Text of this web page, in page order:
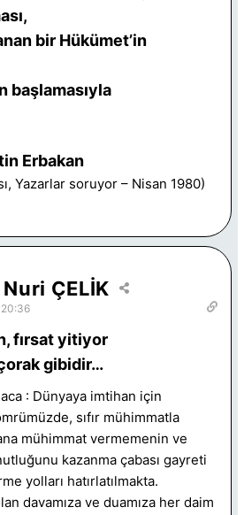
bir Hükümet’in
başlamasıyla
Erbakan
Yazarlar soruyor – Nisan 1980)
ÇELİK
20:36
fırsat yitiyor
çorak gibidir…
: Dünyaya imtihan için
sıfır mühimmatla
mühimmat vermemenin ve
kazanma çabası gayreti
yolları hatırlatılmakta.
davamıza ve duamıza her daim